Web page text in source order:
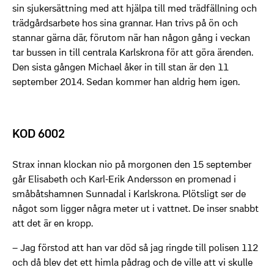
sin sjukersättning med att hjälpa till med trädfällning och
trädgårdsarbete hos sina grannar. Han trivs på ön och
stannar gärna där, förutom när han någon gång i veckan
tar bussen in till centrala Karlskrona för att göra ärenden.
Den sista gången Michael åker in till stan är den 11
september 2014. Sedan kommer han aldrig hem igen.
KOD 6002
Strax innan klockan nio på morgonen den 15 september
går Elisabeth och Karl-Erik Andersson en promenad i
småbåtshamnen Sunnadal i Karlskrona. Plötsligt ser de
något som ligger några meter ut i vattnet. De inser snabbt
att det är en kropp.
– Jag förstod att han var död så jag ringde till polisen 112
och då blev det ett himla pådrag och de ville att vi skulle